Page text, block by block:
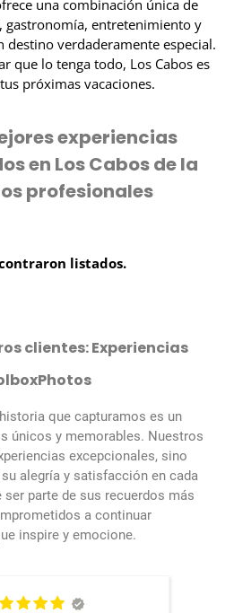
una combinación única de
gastronomía, entretenimiento y
destino verdaderamente especial.
que lo tenga todo, Los Cabos es
próximas vacaciones.
experiencias
en Los Cabos de la
profesionales
listados.
clientes: Experiencias
que capturamos es un
únicos y memorables. Nuestros
excepcionales, sino
alegría y satisfacción en cada
parte de sus recuerdos más
a continuar
inspire y emocione.